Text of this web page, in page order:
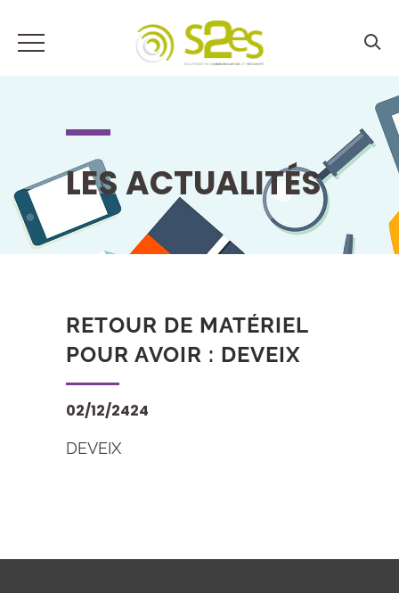
LES ACTUALITÉS
RETOUR DE MATÉRIEL
POUR AVOIR : DEVEIX
02/12/2424
DEVEIX